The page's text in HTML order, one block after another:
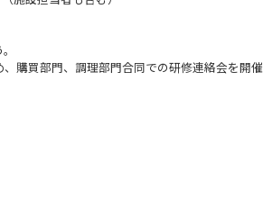
購買部門、調理部門合同での研修連絡会を開催